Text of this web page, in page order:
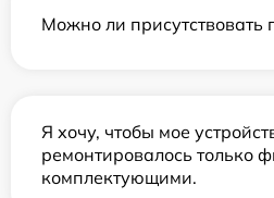
Можно ли присутствовать
Я хочу, чтобы мое
ремонтировалось только
комплектующими.